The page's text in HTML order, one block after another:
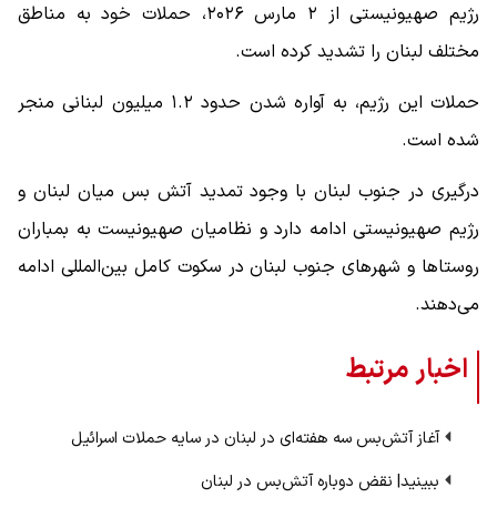
رژیم صهیونیستی از ۲ مارس ۲۰۲۶، حملات خود به مناطق
مختلف لبنان را تشدید کرده است.
حملات این رژیم، به آواره شدن حدود ۱.۲ میلیون لبنانی منجر
شده است.
درگیری در جنوب لبنان با وجود تمدید آتش بس میان لبنان و
رژیم صهیونیستی ادامه دارد و نظامیان صهیونیست به بمباران
روستاها و شهرهای جنوب لبنان در سکوت کامل بین‌المللی ادامه
می‌دهند.
اخبار مرتبط
آغاز آتش‌بس سه هفته‌ای در لبنان در سایه حملات اسرائیل
ببینید| نقض دوباره آتش‌بس در لبنان